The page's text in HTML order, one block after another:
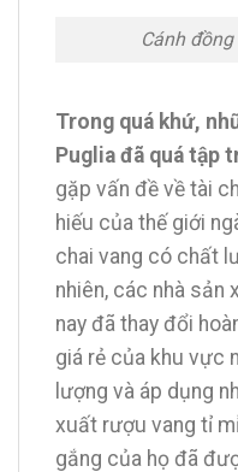
Cánh
Trong quá khứ,
Puglia đã quá tập
gặp vấn đề về tài
hiếu của thế giới
chai vang có chất
nhiên, các nhà sản
nay đã thay đổi
giá rẻ của khu vực
lượng và áp dụng
xuất rượu vang tỉ
gắng của họ đã